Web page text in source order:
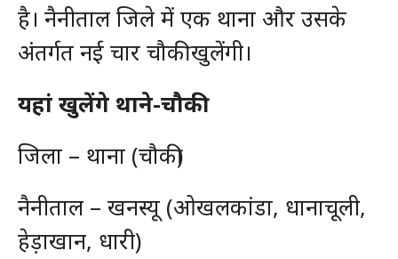
है। नैनीताल जिले में एक थाना और उसके
अंतर्गत नई चार चौकी खुलेंगी।
यहां खुलेंगे थाने-चौकी
जिला – थाना (चौकी)
नैनीताल – खनस्यू (ओखलकांडा, धानाचूली,
हेड़ाखान, धारी)